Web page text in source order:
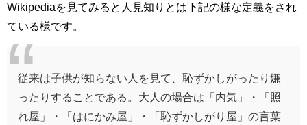
Wikipediaを見てみると人見知りとは下記の様な定義をされ
ている様です。
従来は子供が知らない人を見て、恥ずかしがったり嫌
ったりすることである。大人の場合は「内気」・「照
れ屋」・「はにかみ屋」・「恥ずかしがり屋」の言葉